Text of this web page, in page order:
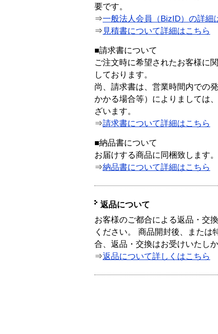
要です。
⇒一般法人会員（BizID）の詳細
⇒ 見積書について詳細はこちら
■請求書について
ご注文時に希望されたお客様に
しております。
尚、請求書は、営業時間内での
かかる場合等）によりましては
ざいます。
⇒請求書について詳細はこちら
■納品書について
お届けする商品に同梱致します。
⇒納品書について詳細はこちら
返品について
お客様のご都合による返品・交
ください。 商品開封後、または
合、返品・交換はお受けいたし
⇒返品について詳しくはこちら